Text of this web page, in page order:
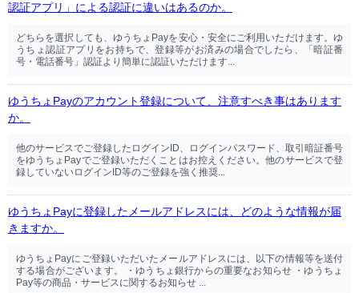
認証アプリ」による認証に違いはあるのか。
どちらを選択しても、ゆうちょPayを安心・安全にご利用いただけます。ゆ
うちょ認証アプリをお持ちで、登録等がお済みの場合でしたら、「暗証番
号・電話番号」認証より簡単に認証いただけます...
ゆうちょPayのアカウント登録について、注意すべき事はあります
か。
他のサービスでご登録したログインID、ログインパスワード、取引暗証番号
をゆうちょPayでご登録いただくことはお控えください。他のサービスで登
録していないログインID等のご登録を強く推奨...
ゆうちょPayに登録したメールアドレスには、どのような情報が届
きますか。
ゆうちょPayにご登録いただいたメールアドレスには、以下の情報等を送付
する場合がございます。 ・ゆうちょ銀行からの重要なお知らせ ・ゆうちょ
Pay等の商品・サービスに関するお知らせ ...